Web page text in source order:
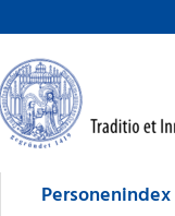
Personenindex